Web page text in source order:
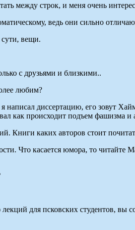
между строк, и меня очень
ведь они сильно
вещи.
с друзьями и близкими..
любим?
диссертацию, его зовут
как происходит подъем фашизма и
Книги каких авторов стоит
Что касается юмора, то
для псковских студентов, вы